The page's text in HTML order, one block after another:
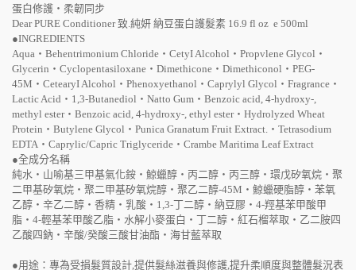
蛋白修護・柔韌同步
Dear PURE Conditioner 致.純妍 納豆蛋白護髮素 16.9 fl oz e 500ml
●INGREDIENTS
Aqua・Behentrimonium Chloride・CetyI Alcohol・Propvlene Glycol・
Glycerin・Cyclopentasiloxane・Dimethicone・Dimethiconol・PEG-
45M・CetearyI Alcohol・Phenoxyethanol・Caprylyl Glycol・Fragrance・
Lactic Acid・1,3-Butanediol・Natto Gum・Benzoic acid, 4-hydroxy-,
methyl ester・Benzoic acid, 4-hydroxy-, ethyl ester・Hydrolyzed Wheat
Protein・Butylene Glycol・Punica Granatum Fruit Extract.・Tetrasodium
EDTA・Caprylic/Capric Triglyceride・Crambe Maritima Leaf Extract
●全成分名稱
純水・山喻基三甲基氣化銨・鯨蠟醇・丙二醇・丙三醇・環戊矽氧烷・聚
二甲基矽氧烷・聚二甲基矽氧烷醇・聚乙二醇-45M・鯨蠟硬脂醇・苯氧
乙醇・辛乙二醇・香精・乳酸・1,3-丁二醇・納豆膠・4-羥基苯甲酸甲
脂・4-輕基苯甲酸乙脂・水解小麥蛋白・丁二醇・紅石榴萃取・乙二胺四
乙酸四鈉・辛酸/癸酸三酸甘油酯・海甘藍萃取
●用途：專為受損髮質設計,提供髮絲滋養與修護,提升柔順度與整體髮況表